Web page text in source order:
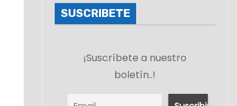
SUSCRIBETE
¡Suscríbete a nuestro
boletín..!